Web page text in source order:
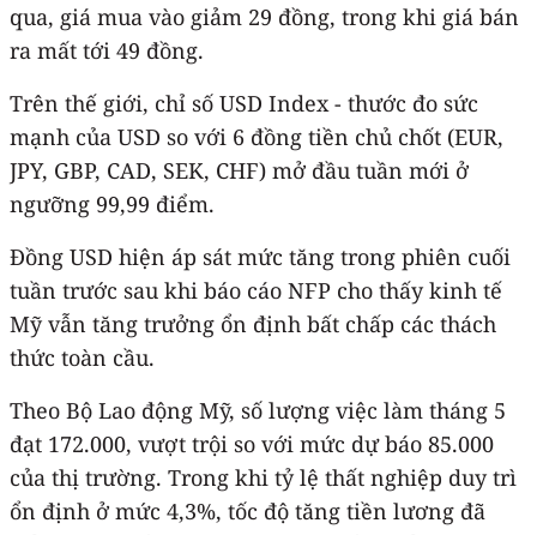
qua, giá mua vào giảm 29 đồng, trong khi giá bán
ra mất tới 49 đồng.
Trên thế giới, chỉ số USD Index - thước đo sức
mạnh của USD so với 6 đồng tiền chủ chốt (EUR,
JPY, GBP, CAD, SEK, CHF) mở đầu tuần mới ở
ngưỡng 99,99 điểm.
Đồng USD hiện áp sát mức tăng trong phiên cuối
tuần trước sau khi báo cáo NFP cho thấy kinh tế
Mỹ vẫn tăng trưởng ổn định bất chấp các thách
thức toàn cầu.
Theo Bộ Lao động Mỹ, số lượng việc làm tháng 5
đạt 172.000, vượt trội so với mức dự báo 85.000
của thị trường. Trong khi tỷ lệ thất nghiệp duy trì
ổn định ở mức 4,3%, tốc độ tăng tiền lương đã